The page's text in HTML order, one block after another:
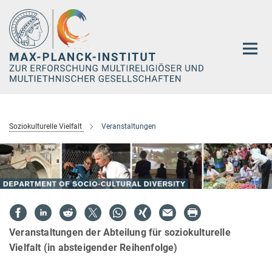
Hauptinhalt
Soziokulturelle Vielfalt Veranstaltungen
Veranstaltungen der Abteilung für soziokulturelle
Vielfalt (in absteigender Reihenfolge)